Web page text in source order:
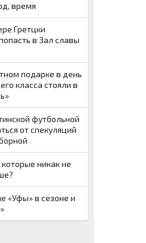
время
Гретцки
в Зал славы
подарке в день
класса стояли в
футбольной
от спекуляций
никак не
«Уфы» в сезоне и